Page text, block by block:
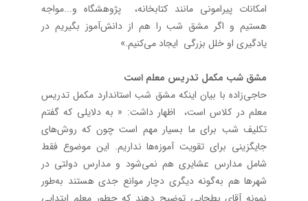
امکانات پیرامونی مانند کتابخانه، پژوهشگاه و...مواجه
هستیم و اگر مشق شب را هم از دانش‌آموز بگیریم در
یادگیری او خلل بزرگی ایجاد می‌کنیم.»
مشق شب مکمل تدریس معلم است
حاجی‌زاده با بیان اینکه مشق شب استاندارد مکمل تدریس
معلم در کلاس است، اظهار داشت: « به دلایلی که گفتم
تکلیف شب برای ما بسیار مهم است چون که روش‌های
جایگزینی برای تقویت آموزه‌ها نداریم. این موضوع فقط
شامل مدارس عشایری هم نمی‌شود و مدارس دولتی در
شهرها هم به‌گونه دیگری دچار موانع جدی هستند به‌طور